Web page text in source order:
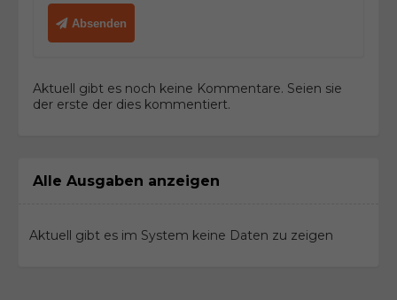
Absenden
Aktuell gibt es noch keine Kommentare. Seien sie
der erste der dies kommentiert.
Alle Ausgaben anzeigen
Aktuell gibt es im System keine Daten zu zeigen